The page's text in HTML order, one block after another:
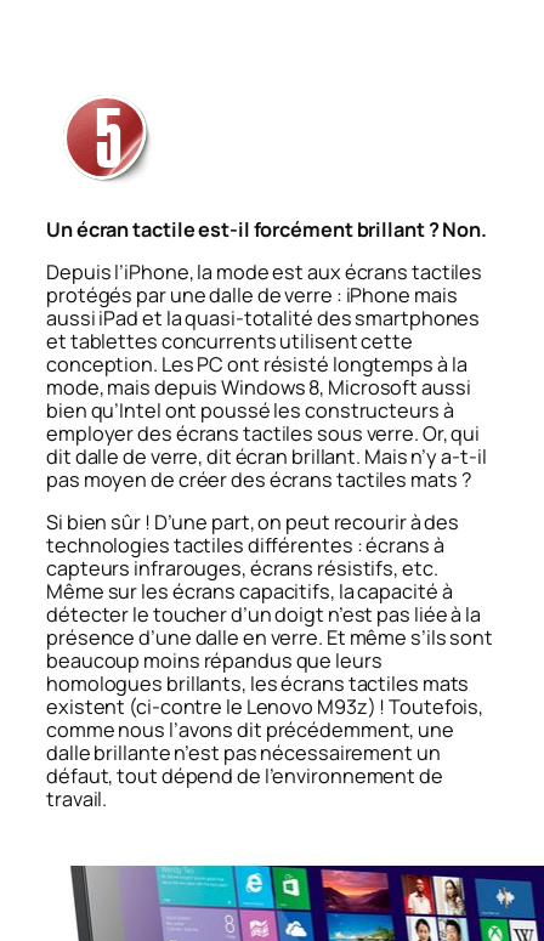
Un écran tactile est-il forcément brillant ? Non.
Depuis l’iPhone, la mode est aux écrans tactiles
protégés par une dalle de verre : iPhone mais
aussi iPad et la quasi-totalité des smartphones
et tablettes concurrents utilisent cette
conception. Les PC ont résisté longtemps à la
mode, mais depuis Windows 8, Microsoft aussi
bien qu’Intel ont poussé les constructeurs à
employer des écrans tactiles sous verre. Or, qui
dit dalle de verre, dit écran brillant. Mais n’y a-t-il
pas moyen de créer des écrans tactiles mats ?
Si bien sûr ! D’une part, on peut recourir à des
technologies tactiles différentes : écrans à
capteurs infrarouges, écrans résistifs, etc.
Même sur les écrans capacitifs, la capacité à
détecter le toucher d’un doigt n’est pas liée à la
présence d’une dalle en verre. Et même s’ils sont
beaucoup moins répandus que leurs
homologues brillants, les écrans tactiles mats
existent (ci-contre le Lenovo M93z) ! Toutefois,
comme nous l’avons dit précédemment, une
dalle brillante n’est pas nécessairement un
défaut, tout dépend de l’environnement de
travail.